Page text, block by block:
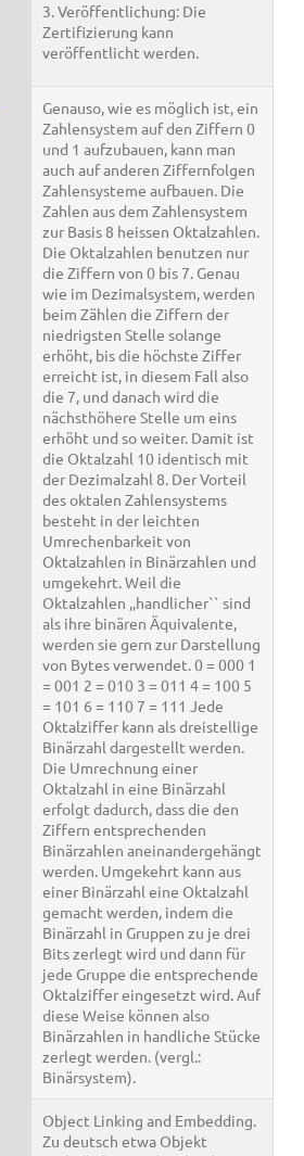
3. Veröffentlichung: Die
Zertifizierung kann
veröffentlicht werden.
Genauso, wie es möglich ist, ein
Zahlensystem auf den Ziffern 0
und 1 aufzubauen, kann man
auch auf anderen Ziffernfolgen
Zahlensysteme aufbauen. Die
Zahlen aus dem Zahlensystem
zur Basis 8 heissen Oktalzahlen.
Die Oktalzahlen benutzen nur
die Ziffern von 0 bis 7. Genau
wie im Dezimalsystem, werden
beim Zählen die Ziffern der
niedrigsten Stelle solange
erhöht, bis die höchste Ziffer
erreicht ist, in diesem Fall also
die 7, und danach wird die
nächsthöhere Stelle um eins
erhöht und so weiter. Damit ist
die Oktalzahl 10 identisch mit
der Dezimalzahl 8. Der Vorteil
des oktalen Zahlensystems
besteht in der leichten
Umrechenbarkeit von
Oktalzahlen in Binärzahlen und
umgekehrt. Weil die
Oktalzahlen ,,handlicher`` sind
als ihre binären Äquivalente,
werden sie gern zur Darstellung
von Bytes verwendet. 0 = 000 1
= 001 2 = 010 3 = 011 4 = 100 5
= 101 6 = 110 7 = 111 Jede
Oktalziffer kann als dreistellige
Binärzahl dargestellt werden.
Die Umrechnung einer
Oktalzahl in eine Binärzahl
erfolgt dadurch, dass die den
Ziffern entsprechenden
Binärzahlen aneinandergehängt
werden. Umgekehrt kann aus
einer Binärzahl eine Oktalzahl
gemacht werden, indem die
Binärzahl in Gruppen zu je drei
Bits zerlegt wird und dann für
jede Gruppe die entsprechende
Oktalziffer eingesetzt wird. Auf
diese Weise können also
Binärzahlen in handliche Stücke
zerlegt werden. (vergl.:
Binärsystem).
Object Linking and Embedding.
Zu deutsch etwa Objekt